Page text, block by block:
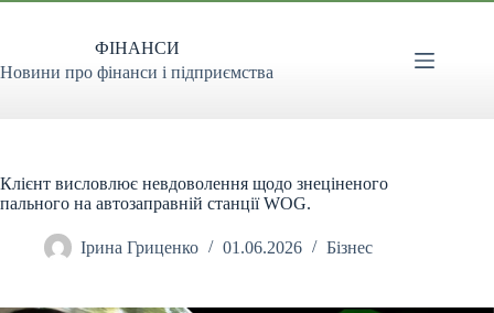
Перейти
ФІНАНСИ
Новини про фінанси і підприємства
Клієнт висловлює невдоволення щодо знеціненого
пального на автозаправній станції WOG.
Ірина Гриценко 01.06.2026 Бізнес